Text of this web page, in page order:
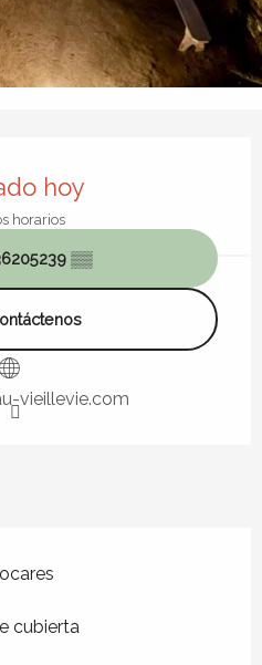
hoy
horarios
▒▒
vieillevie.com
cubierta